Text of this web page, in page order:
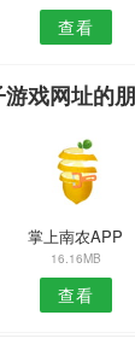
查看
戏网址的
掌上南农APP
16.16MB
查看